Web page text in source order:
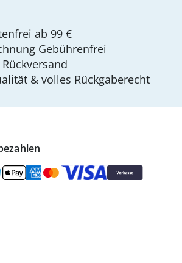
ab 99 €
Gebührenfrei
& volles Rückgaberecht